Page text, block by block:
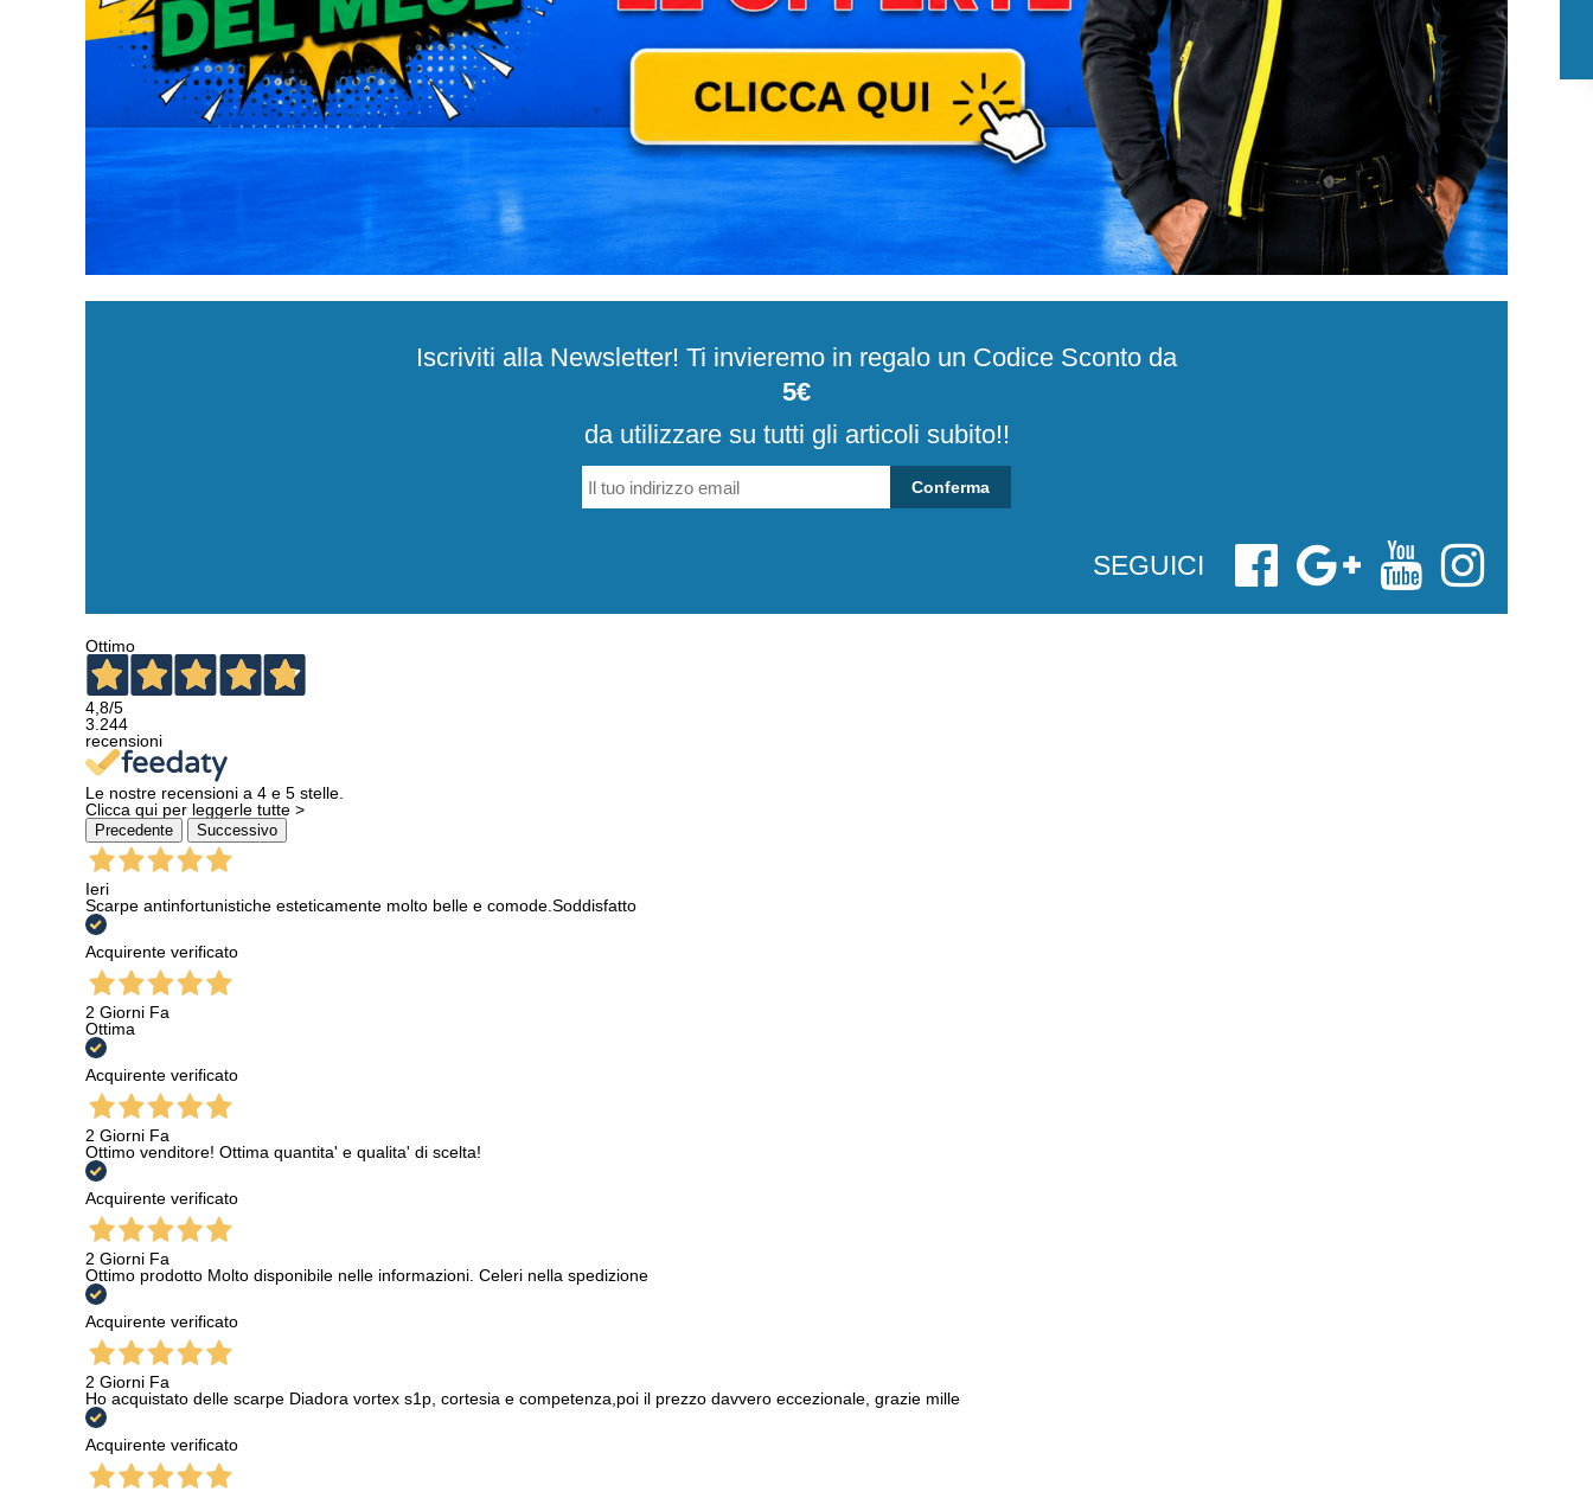
Iscriviti alla Newsletter! Ti invieremo in regalo un Codice Sconto da
5€
da utilizzare su tutti gli articoli subito!!
Conferma
SEGUICI
Ottimo
4,8/5
3.244
recensioni
Le nostre recensioni a 4 e 5 stelle.
Clicca qui per leggerle tutte >
Precedente Successivo
Ieri
Scarpe antinfortunistiche esteticamente molto belle e comode.Soddisfatto
Acquirente verificato
2 Giorni Fa
Ottima
Acquirente verificato
2 Giorni Fa
Ottimo venditore! Ottima quantita' e qualita' di scelta!
Acquirente verificato
2 Giorni Fa
Ottimo prodotto Molto disponibile nelle informazioni. Celeri nella spedizione
Acquirente verificato
2 Giorni Fa
Ho acquistato delle scarpe Diadora vortex s1p, cortesia e competenza,poi il prezzo davvero eccezionale, grazie mille
Acquirente verificato